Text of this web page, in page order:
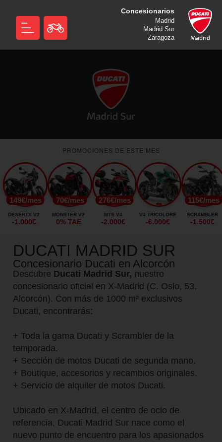
Concesionarios
Madrid
Madrid Sur
Zaragoza
PROMOCIONES DE ESTE MES
149€/mes
DESERTX V2
-1.000€
70€/mes
MONSTER V2
0% TAE
276€/mes
MTS V4
-2.000€
V4 TRICOLORE
-6.000€
115€/mes
SCRAMBLER
-1.500€
DUCATI MADRID SUR
Concesionario Ducati en Alcorcón
Descubre Ducati Madrid Sur, nuestro
concesionario oficial en X-Madrid (C. Oslo, 53,
Alcorcón). Con más de 1000 m² exclusivos
Ducati, encontrarás:
+ Toda la gama Ducati y Scrambler de la
temporada.
+ Sección de motos Ducati de segunda mano.
+ Boutique, accesorios y recambios originales.
+ Servicio de alquiler de motos Ducati.
Ubicado en X-Madrid, el centro de ocio de
referencia, Ducati Madrid Sur nace como el
nuevo punto de encuentro para los apasionados